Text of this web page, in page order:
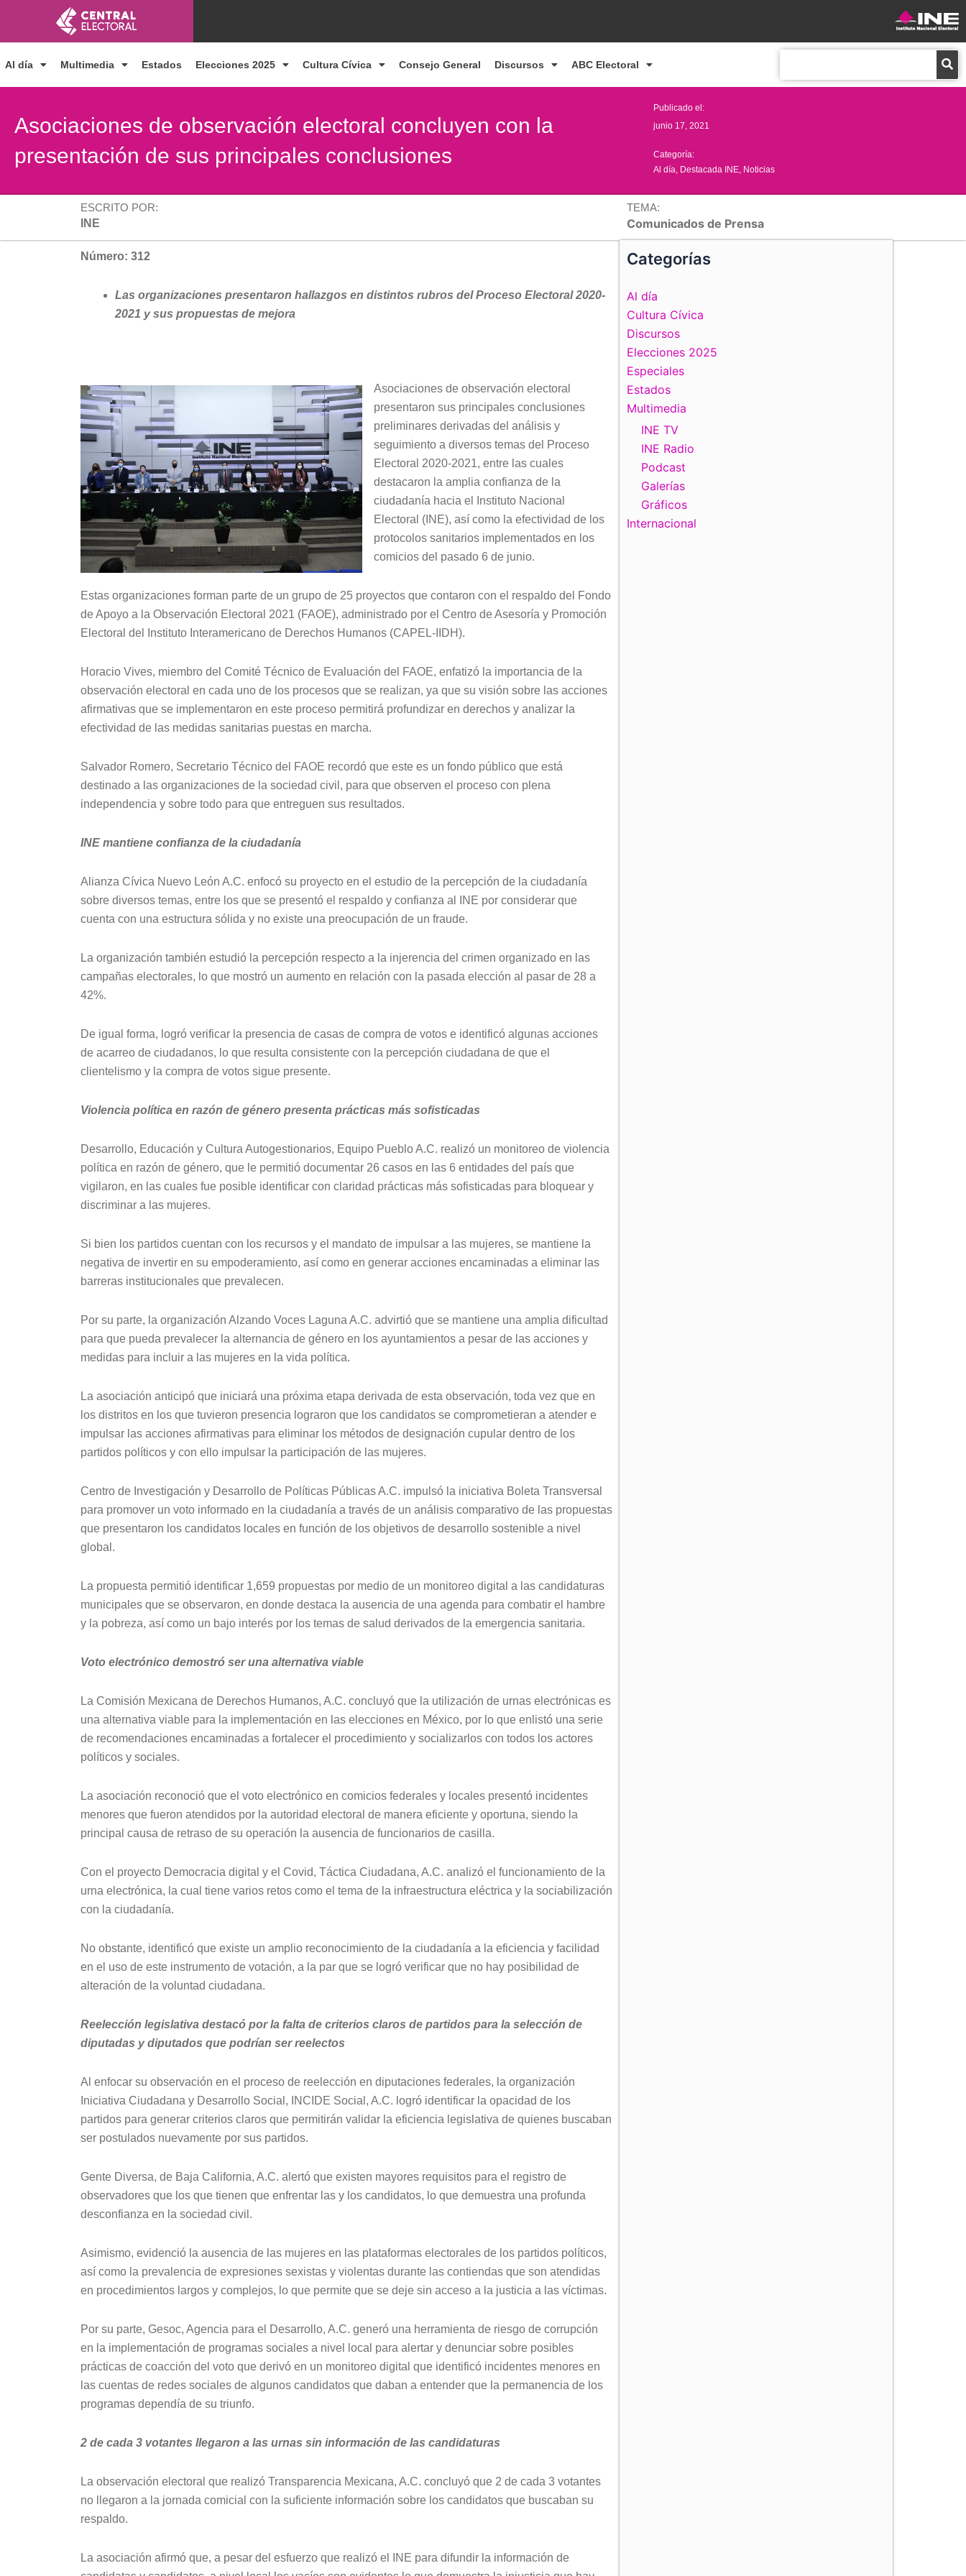
contenido
Al día Multimedia Estados Elecciones 2025 Cultura Cívica Consejo General Discursos ABC Electoral
Asociaciones de observación electoral concluyen con la
presentación de sus principales conclusiones
Publicado el:
junio 17, 2021
Categoría:
Al día Destacada INE Noticias
ESCRITO POR:
INE
TEMA:
Comunicados de Prensa
Número: 312
Las organizaciones presentaron hallazgos en distintos rubros del Proceso Electoral 2020-
2021 y sus propuestas de mejora
Asociaciones de observación electoral
presentaron sus principales conclusiones
preliminares derivadas del análisis y
seguimiento a diversos temas del Proceso
Electoral 2020-2021, entre las cuales
destacaron la amplia confianza de la
ciudadanía hacia el Instituto Nacional
Electoral (INE), así como la efectividad de los
protocolos sanitarios implementados en los
comicios del pasado 6 de junio.
Estas organizaciones forman parte de un grupo de 25 proyectos que contaron con el respaldo del Fondo
de Apoyo a la Observación Electoral 2021 (FAOE), administrado por el Centro de Asesoría y Promoción
Electoral del Instituto Interamericano de Derechos Humanos (CAPEL-IIDH).
Horacio Vives, miembro del Comité Técnico de Evaluación del FAOE, enfatizó la importancia de la
observación electoral en cada uno de los procesos que se realizan, ya que su visión sobre las acciones
afirmativas que se implementaron en este proceso permitirá profundizar en derechos y analizar la
efectividad de las medidas sanitarias puestas en marcha.
Salvador Romero, Secretario Técnico del FAOE recordó que este es un fondo público que está
destinado a las organizaciones de la sociedad civil, para que observen el proceso con plena
independencia y sobre todo para que entreguen sus resultados.
INE mantiene confianza de la ciudadanía
Alianza Cívica Nuevo León A.C. enfocó su proyecto en el estudio de la percepción de la ciudadanía
sobre diversos temas, entre los que se presentó el respaldo y confianza al INE por considerar que
cuenta con una estructura sólida y no existe una preocupación de un fraude.
La organización también estudió la percepción respecto a la injerencia del crimen organizado en las
campañas electorales, lo que mostró un aumento en relación con la pasada elección al pasar de 28 a
42%.
De igual forma, logró verificar la presencia de casas de compra de votos e identificó algunas acciones
de acarreo de ciudadanos, lo que resulta consistente con la percepción ciudadana de que el
clientelismo y la compra de votos sigue presente.
Violencia política en razón de género presenta prácticas más sofisticadas
Desarrollo, Educación y Cultura Autogestionarios, Equipo Pueblo A.C. realizó un monitoreo de violencia
política en razón de género, que le permitió documentar 26 casos en las 6 entidades del país que
vigilaron, en las cuales fue posible identificar con claridad prácticas más sofisticadas para bloquear y
discriminar a las mujeres.
Si bien los partidos cuentan con los recursos y el mandato de impulsar a las mujeres, se mantiene la
negativa de invertir en su empoderamiento, así como en generar acciones encaminadas a eliminar las
barreras institucionales que prevalecen.
Por su parte, la organización Alzando Voces Laguna A.C. advirtió que se mantiene una amplia dificultad
para que pueda prevalecer la alternancia de género en los ayuntamientos a pesar de las acciones y
medidas para incluir a las mujeres en la vida política.
La asociación anticipó que iniciará una próxima etapa derivada de esta observación, toda vez que en
los distritos en los que tuvieron presencia lograron que los candidatos se comprometieran a atender e
impulsar las acciones afirmativas para eliminar los métodos de designación cupular dentro de los
partidos políticos y con ello impulsar la participación de las mujeres.
Centro de Investigación y Desarrollo de Políticas Públicas A.C. impulsó la iniciativa Boleta Transversal
para promover un voto informado en la ciudadanía a través de un análisis comparativo de las propuestas
que presentaron los candidatos locales en función de los objetivos de desarrollo sostenible a nivel
global.
La propuesta permitió identificar 1,659 propuestas por medio de un monitoreo digital a las candidaturas
municipales que se observaron, en donde destaca la ausencia de una agenda para combatir el hambre
y la pobreza, así como un bajo interés por los temas de salud derivados de la emergencia sanitaria.
Voto electrónico demostró ser una alternativa viable
La Comisión Mexicana de Derechos Humanos, A.C. concluyó que la utilización de urnas electrónicas es
una alternativa viable para la implementación en las elecciones en México, por lo que enlistó una serie
de recomendaciones encaminadas a fortalecer el procedimiento y socializarlos con todos los actores
políticos y sociales.
La asociación reconoció que el voto electrónico en comicios federales y locales presentó incidentes
menores que fueron atendidos por la autoridad electoral de manera eficiente y oportuna, siendo la
principal causa de retraso de su operación la ausencia de funcionarios de casilla.
Con el proyecto Democracia digital y el Covid, Táctica Ciudadana, A.C. analizó el funcionamiento de la
urna electrónica, la cual tiene varios retos como el tema de la infraestructura eléctrica y la sociabilización
con la ciudadanía.
No obstante, identificó que existe un amplio reconocimiento de la ciudadanía a la eficiencia y facilidad
en el uso de este instrumento de votación, a la par que se logró verificar que no hay posibilidad de
alteración de la voluntad ciudadana.
Reelección legislativa destacó por la falta de criterios claros de partidos para la selección de
diputadas y diputados que podrían ser reelectos
Al enfocar su observación en el proceso de reelección en diputaciones federales, la organización
Iniciativa Ciudadana y Desarrollo Social, INCIDE Social, A.C. logró identificar la opacidad de los
partidos para generar criterios claros que permitirán validar la eficiencia legislativa de quienes buscaban
ser postulados nuevamente por sus partidos.
Gente Diversa, de Baja California, A.C. alertó que existen mayores requisitos para el registro de
observadores que los que tienen que enfrentar las y los candidatos, lo que demuestra una profunda
desconfianza en la sociedad civil.
Asimismo, evidenció la ausencia de las mujeres en las plataformas electorales de los partidos políticos,
así como la prevalencia de expresiones sexistas y violentas durante las contiendas que son atendidas
en procedimientos largos y complejos, lo que permite que se deje sin acceso a la justicia a las víctimas.
Por su parte, Gesoc, Agencia para el Desarrollo, A.C. generó una herramienta de riesgo de corrupción
en la implementación de programas sociales a nivel local para alertar y denunciar sobre posibles
prácticas de coacción del voto que derivó en un monitoreo digital que identificó incidentes menores en
las cuentas de redes sociales de algunos candidatos que daban a entender que la permanencia de los
programas dependía de su triunfo.
2 de cada 3 votantes llegaron a las urnas sin información de las candidaturas
La observación electoral que realizó Transparencia Mexicana, A.C. concluyó que 2 de cada 3 votantes
no llegaron a la jornada comicial con la suficiente información sobre los candidatos que buscaban su
respaldo.
La asociación afirmó que, a pesar del esfuerzo que realizó el INE para difundir la información de
Categorías
Al día
Cultura Cívica
Discursos
Elecciones 2025
Especiales
Estados
Multimedia
INE TV
INE Radio
Podcast
Galerías
Gráficos
Internacional